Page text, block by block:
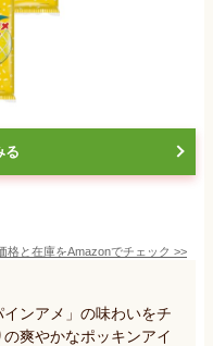
る
格と在庫をAmazonでチェック >>
ンアメ」の味わいをチ
爽やかなポッキンアイ